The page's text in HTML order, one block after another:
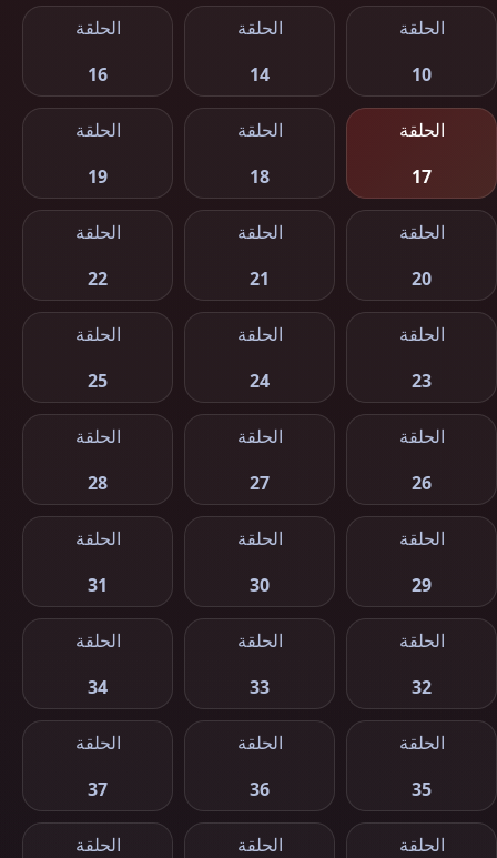
الحلقة
10
الحلقة
14
الحلقة
16
الحلقة
17
الحلقة
18
الحلقة
19
الحلقة
20
الحلقة
21
الحلقة
22
الحلقة
23
الحلقة
24
الحلقة
25
الحلقة
26
الحلقة
27
الحلقة
28
الحلقة
29
الحلقة
30
الحلقة
31
الحلقة
32
الحلقة
33
الحلقة
34
الحلقة
35
الحلقة
36
الحلقة
37
الحلقة
الحلقة
الحلقة